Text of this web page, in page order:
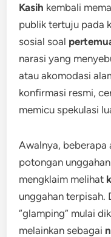
Kasih kembali
publik tertuju pada
sosial soal
narasi yang
atau akomodasi
konfirmasi resmi,
memicu spekulasi
Awalnya, beberapa
potongan
mengklaim melihat
unggahan terpisah.
“glamping” mulai
melainkan sebagai